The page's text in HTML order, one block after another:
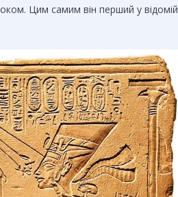
Цим самим він перший у відомій